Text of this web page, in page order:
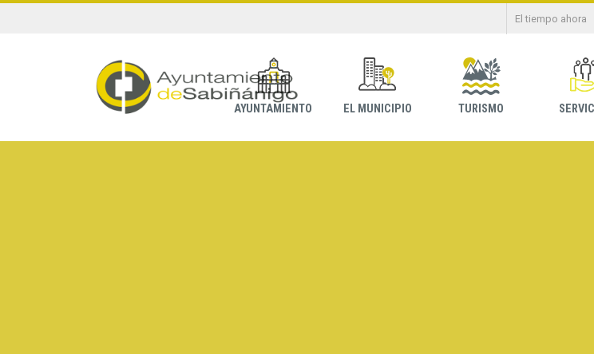
El tiempo ahora
AYUNTAMIENTO EL MUNICIPIO TURISMO